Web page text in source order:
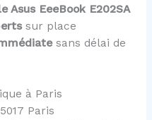
Asus EeeBook E202SA
sur place
sans délai de
à Paris
Paris